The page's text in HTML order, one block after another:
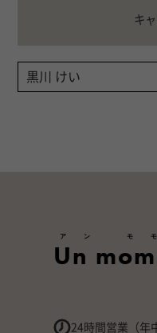
キ
Un
アン モ
24時間営業（年